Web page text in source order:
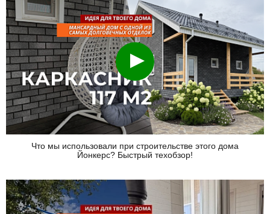
Смотреть
Что мы использовали при строительстве этого дома
Йонкерс? Быстрый техобзор!